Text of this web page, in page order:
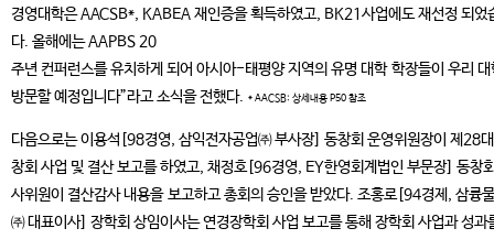
경영대학은 AACSB*, KABEA 재인증을 획득하였고, BK21사업에도 재선정 되었
다. 올해에는 AAPBS 20
주년 컨퍼런스를 유치하게 되어 아시아-태평양 지역의 유명 대학 학장들이 우리 대
방문할 예정입니다”라고 소식을 전했다. * AACSB: 상세내용 P50 참조
다음으로는 이용석[98경영, 삼익전자공업㈜ 부사장] 동창회 운영위원장이 제28
창회 사업 및 결산 보고를 하였고, 채정호[96경영, EY한영회계법인 부문장] 동창
사위원이 결산감사 내용을 보고하고 총회의 승인을 받았다. 조홍로[94경제, 삼륭
㈜ 대표이사] 장학회 상임이사는 연경장학회 사업 보고를 통해 장학회 사업과 성과